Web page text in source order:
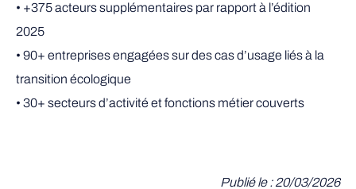
• +375 acteurs supplémentaires par rapport à l’édition
2025
• 90+ entreprises engagées sur des cas d’usage liés à la
transition écologique
• 30+ secteurs d’activité et fonctions métier couverts
Publié le : 20/03/2026